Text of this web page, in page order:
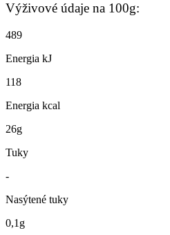
Výživové údaje na 100g:
489
Energia kJ
118
Energia kcal
26g
Tuky
-
Nasýtené tuky
0,1g